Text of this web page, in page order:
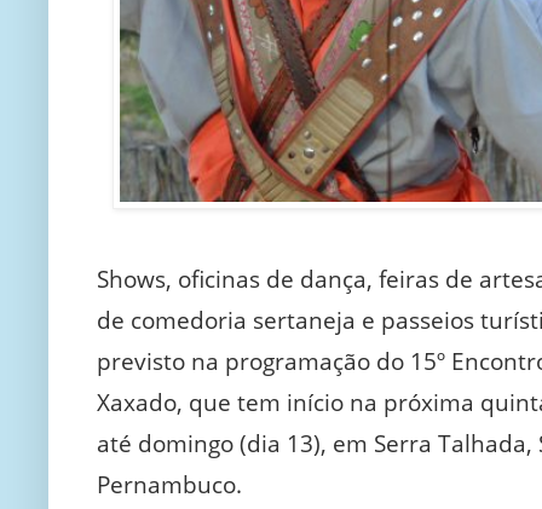
Shows, oficinas de dança, feiras de
de comedoria sertaneja e passeios
previsto na programação do 15º
Xaxado, que tem início na próxima
até domingo (dia 13), em Serra Talhada,
Pernambuco.